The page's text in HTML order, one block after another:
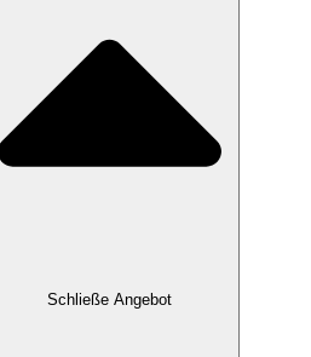
Schließe Angebot